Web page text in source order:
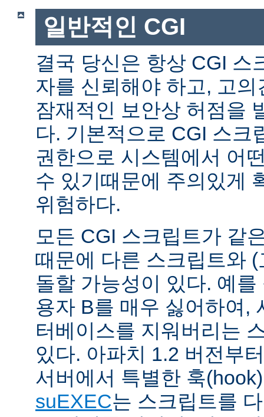
일반적인 CGI
결국 당신은 항상 CGI 스
자를 신뢰해야 하고, 고
잠재적인 보안상 허점을
다. 기본적으로 CGI 스크
권한으로 시스템에서 어
수 있기때문에 주의있게
위험하다.
모든 CGI 스크립트가 같
때문에 다른 스크립트와
돌할 가능성이 있다. 예
용자 B를 매우 싫어하여,
터베이스를 지워버리는
있다. 아파치 1.2 버전부
서버에서 특별한 훅
suEXEC는 스크립트를